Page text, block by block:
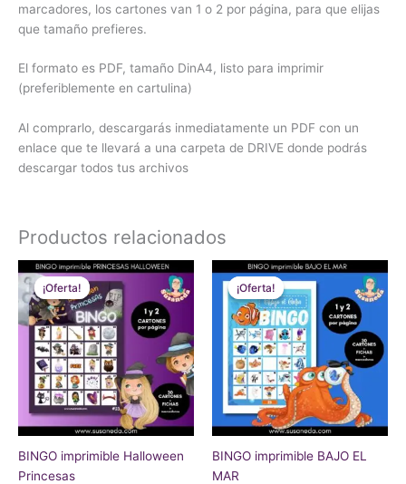
marcadores, los cartones van 1 o 2 por página, para que elijas
que tamaño prefieres.
El formato es PDF, tamaño DinA4, listo para imprimir
(preferiblemente en cartulina)
Al comprarlo, descargarás inmediatamente un PDF con un
enlace que te llevará a una carpeta de DRIVE donde podrás
descargar todos tus archivos
Productos relacionados
¡Oferta!
¡Oferta!
BINGO imprimible Halloween
Princesas
El
precio
original
era:
€10.00.
El
precio
actual
es:
€7.00.
¡Oferta!
¡Oferta!
BINGO imprimible BAJO EL
MAR
El
precio
original
era:
€10.00.
El
precio
actual
es:
€7.00.